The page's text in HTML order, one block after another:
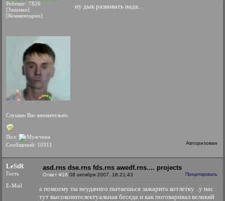
Рейтинг: 7826
[Заценки]
[Комментарии]
Слушаю Вас внимательно.
Пол:
Сообщений: 10311
ну дык развивать нада...
Авторизован
LeStR
Гость
E-Mail
asd.rns dse.rns fds.rns awedf.rns.... projects
Ответ #16 08 октября 2007, 18:21:43 Процитировать
а помоему ты неудачнго пытаешься зажарить котлетку .у нас
тут высокоинтелектуальная беседа и как поговаривал великий